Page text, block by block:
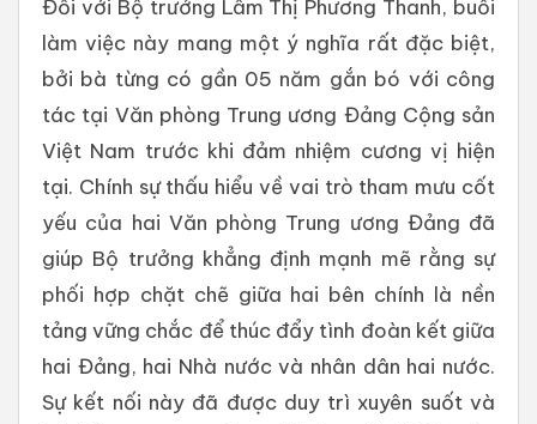
Đối với Bộ trưởng Lâm Thị Phương Thanh, buổi
làm việc này mang một ý nghĩa rất đặc biệt,
bởi bà từng có gần 05 năm gắn bó với công
tác tại Văn phòng Trung ương Đảng Cộng sản
Việt Nam trước khi đảm nhiệm cương vị hiện
tại. Chính sự thấu hiểu về vai trò tham mưu cốt
yếu của hai Văn phòng Trung ương Đảng đã
giúp Bộ trưởng khẳng định mạnh mẽ rằng sự
phối hợp chặt chẽ giữa hai bên chính là nền
tảng vững chắc để thúc đẩy tình đoàn kết giữa
hai Đảng, hai Nhà nước và nhân dân hai nước.
Sự kết nối này đã được duy trì xuyên suốt và